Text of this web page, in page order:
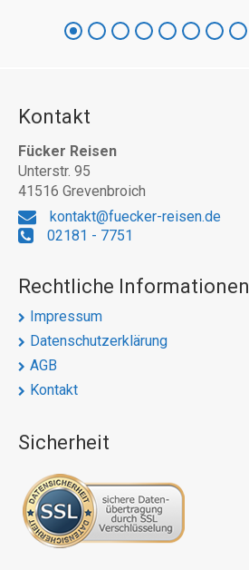
Kontakt
Fücker Reisen
Unterstr. 95
41516 Grevenbroich
kontakt@fuecker-reisen.de
02181 - 7751
Rechtliche Informationen
Impressum
Datenschutzerklärung
AGB
Kontakt
Sicherheit